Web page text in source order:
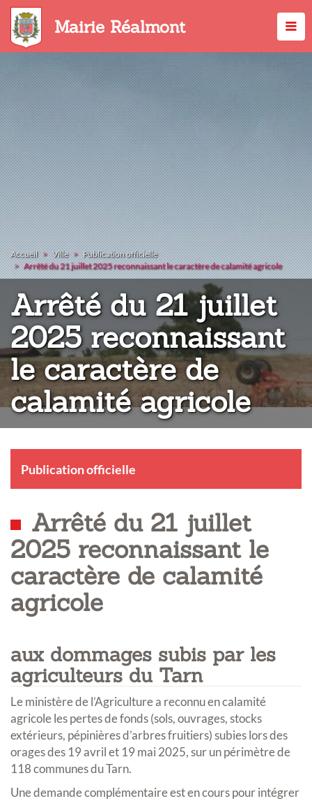
Aller
contenu
principal
Mairie Réalmont
Accueil Ville
Publication officielle
Arrêté du 21 juillet 2025 reconnaissant le caractère de calamité agricole
Arrêté du 21 juillet
2025 reconnaissant
le caractère de
calamité agricole
Publication officielle
Arrêté du 21 juillet
2025 reconnaissant le
caractère de calamité
agricole
aux dommages subis par les
agriculteurs du Tarn
Le ministère de l’Agriculture a reconnu en calamité
agricole les pertes de fonds (sols, ouvrages, stocks
extérieurs, pépinières d’arbres fruitiers) subies lors des
orages des 19 avril et 19 mai 2025, sur un périmètre de
118 communes du Tarn.
Une demande complémentaire est en cours pour intégrer